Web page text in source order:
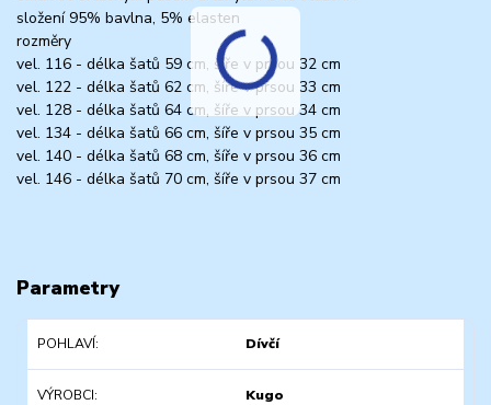
složení 95% bavlna, 5% elasten
rozměry
vel. 116 - délka šatů 59 cm, šíře v prsou 32 cm
vel. 122 - délka šatů 62 cm, šíře v prsou 33 cm
vel. 128 - délka šatů 64 cm, šíře v prsou 34 cm
vel. 134 - délka šatů 66 cm, šíře v prsou 35 cm
vel. 140 - délka šatů 68 cm, šíře v prsou 36 cm
vel. 146 - délka šatů 70 cm, šíře v prsou 37 cm
Parametry
POHLAVÍ Dívčí
VÝROBCI Kugo